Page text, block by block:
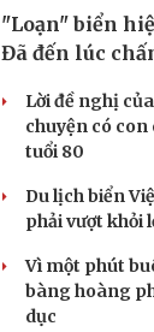
"Loạn" biển
Đã đến lúc
Lời đề nghị
chuyện có
tuổi 80
Du lịch biển
phải vượt khỏi
Vì một phút
bàng hoàng
dục